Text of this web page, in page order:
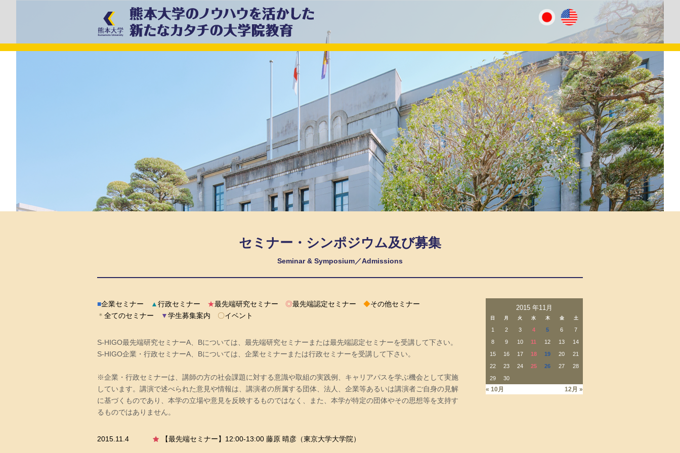
セミナー・シンポジウム及び募集
Seminar & Symposium／Admissions
■企業セミナー ▲行政セミナー ★最先端研究セミナー ◎最先端認定セミナー ◆その他セミナー
＊ 全てのセミナー ▼学生募集案内 〇イベント
S-HIGO最先端研究セミナーA、Bについては、最先端研究セミナーまたは最先端認定セミナーを受講して下さい。
S-HIGO企業・行政セミナーA、Bについては、企業セミナーまたは行政セミナーを受講して下さい。
※企業・行政セミナーは、講師の方の社会課題に対する意識や取組の実践例、キャリアパスを学ぶ機会として実施
しています。講演で述べられた意見や情報は、講演者の所属する団体、法人、企業等あるいは講演者ご自身の見解
に基づくものであり、本学の立場や意見を反映するものではなく、また、本学が特定の団体やその思想等を支持す
るものではありません。
2015.11.4 【最先端セミナー】12:00-13:00 藤原 晴彦（東京大学大学院）
2015 年11月
日 月 火 水 木 金 土
1 2 3 4 5 6
7
8
9 10 11 12 13
14
15
16 17 18 19 20
21
22
23 24 25 26 27
28
29
30
« 10月 12月 »